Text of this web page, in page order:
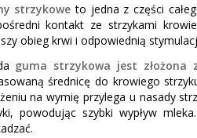
strzykowe to jedna z części
kontakt ze strzykami
obieg krwi i odpowiednią
guma strzykowa jest złożona
średnicę do krowiego
na wymię przylega u nasady
powodując szybki wypływ